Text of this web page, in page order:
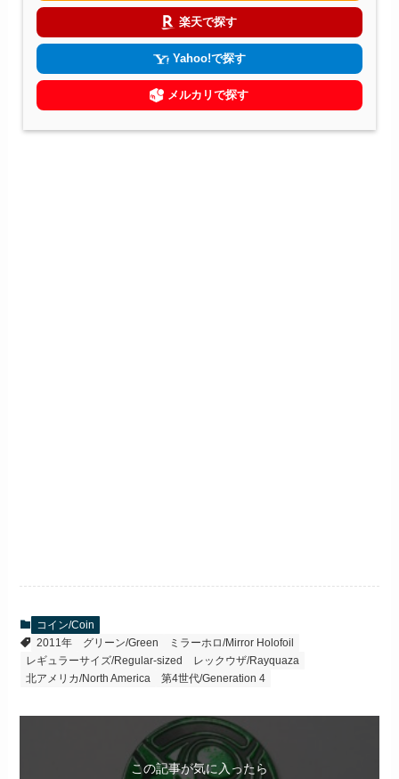
楽天で探す
Yahoo!で探す
メルカリで探す
コイン/Coin
2011年
グリーン/Green
ミラーホロ/Mirror Holofoil
レギュラーサイズ/Regular-sized
レックウザ/Rayquaza
北アメリカ/North America
第4世代/Generation 4
この記事が気に入ったら